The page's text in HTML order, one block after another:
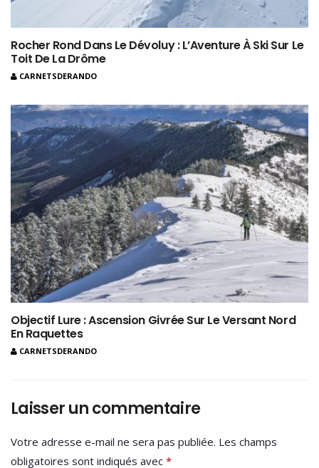
Rocher Rond Dans Le Dévoluy : L’Aventure À Ski Sur Le
Toit De La Drôme
CARNETSDERANDO
Objectif Lure : Ascension Givrée Sur Le Versant Nord
En Raquettes
CARNETSDERANDO
Laisser un commentaire
Votre adresse e-mail ne sera pas publiée. Les champs
obligatoires sont indiqués avec *